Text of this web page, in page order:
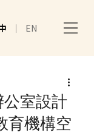
｜ EN
室設計
育機構空